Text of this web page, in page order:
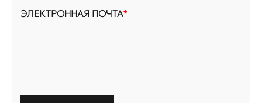
ЭЛЕКТРОННАЯ ПОЧТА*